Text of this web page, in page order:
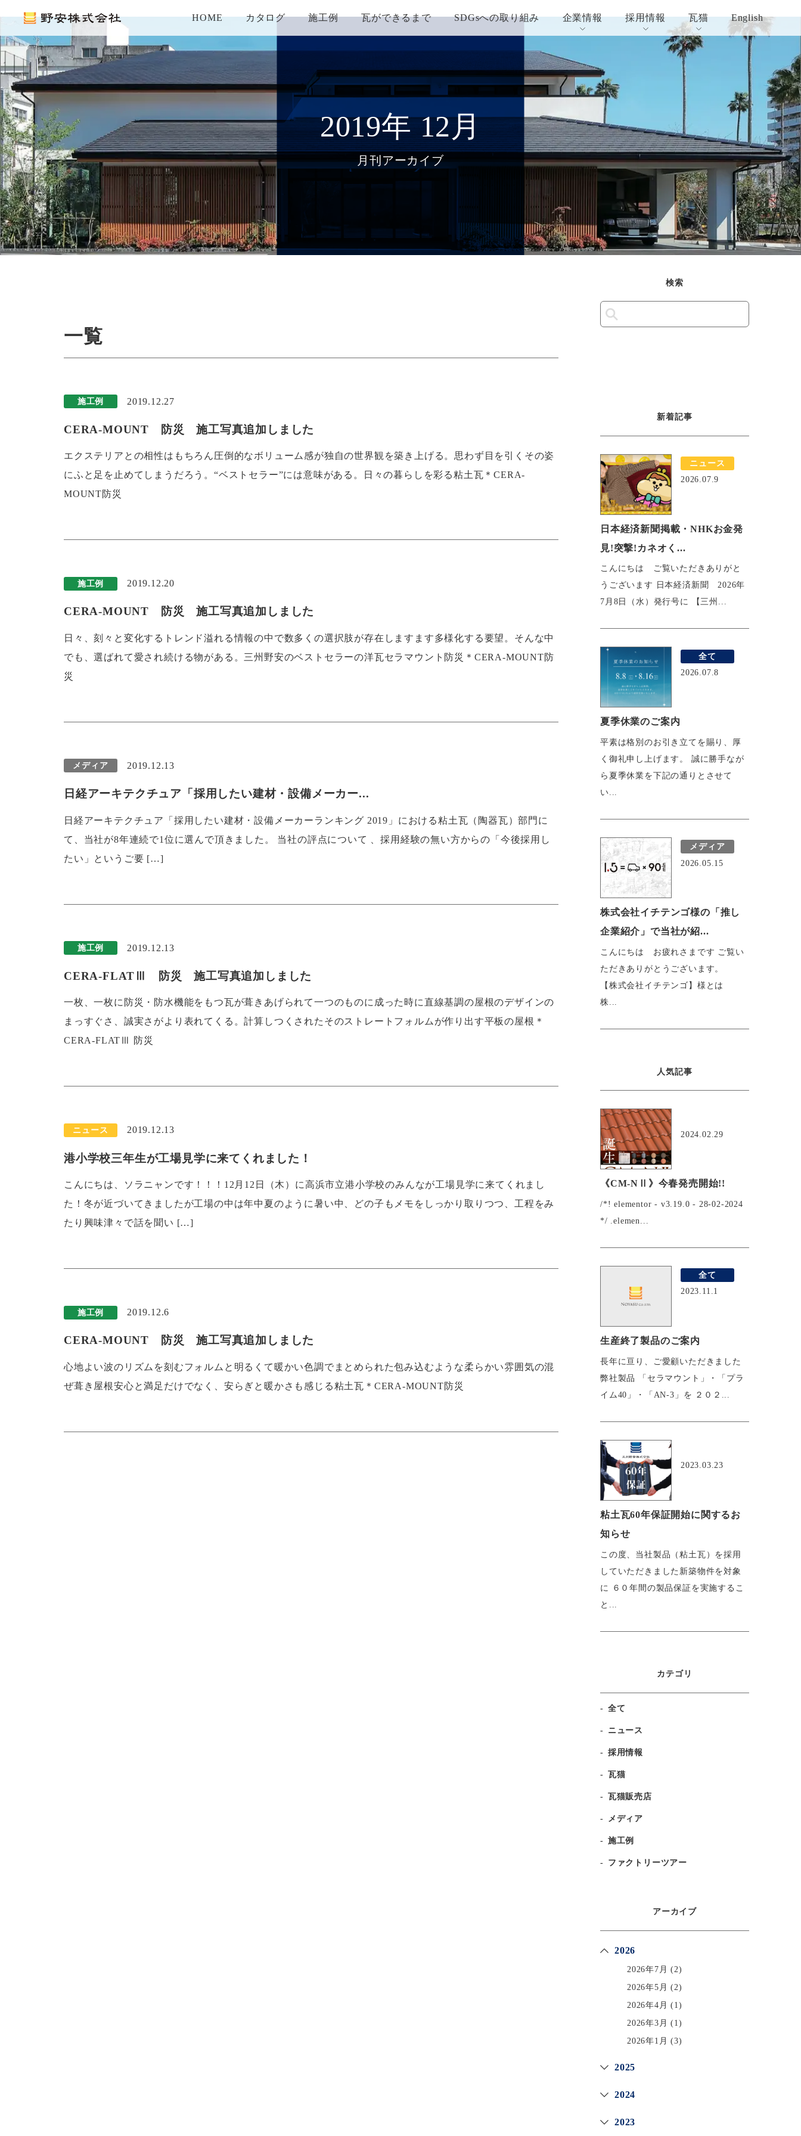
HOME カタログ 施工例 瓦ができるまで SDGsへの取り組み 企業情報 採用情報 瓦猫 English
2019年 12月
月刊アーカイブ
一覧
施工例 2019.12.27
CERA-MOUNT 防災 施工写真追加しました
エクステリアとの相性はもちろん圧倒的なボリューム感が独自の世界観を築き上げる。思わず目を引くその姿
にふと足を止めてしまうだろう。“ベストセラー”には意味がある。日々の暮らしを彩る粘土瓦＊CERA-
MOUNT防災
施工例 2019.12.20
CERA-MOUNT 防災 施工写真追加しました
日々、刻々と変化するトレンド溢れる情報の中で数多くの選択肢が存在しますます多様化する要望。そんな中
でも、選ばれて愛され続ける物がある。三州野安のベストセラーの洋瓦セラマウント防災＊CERA-MOUNT防
災
メディア 2019.12.13
日経アーキテクチュア「採用したい建材・設備メーカー...
日経アーキテクチュア「採用したい建材・設備メーカーランキング 2019」における粘土瓦（陶器瓦）部門に
て、当社が8年連続で1位に選んで頂きました。 当社の評点について 、採用経験の無い方からの「今後採用し
たい」というご要 […]
施工例 2019.12.13
CERA-FLATⅢ 防災 施工写真追加しました
一枚、一枚に防災・防水機能をもつ瓦が葺きあげられて一つのものに成った時に直線基調の屋根のデザインの
まっすぐさ、誠実さがより表れてくる。計算しつくされたそのストレートフォルムが作り出す平板の屋根＊
CERA-FLATⅢ 防災
ニュース 2019.12.13
港小学校三年生が工場見学に来てくれました！
こんにちは、ソラニャンです！！！12月12日（木）に高浜市立港小学校のみんなが工場見学に来てくれまし
た！冬が近づいてきましたが工場の中は年中夏のように暑い中、どの子もメモをしっかり取りつつ、工程をみ
たり興味津々で話を聞い […]
施工例 2019.12.6
CERA-MOUNT 防災 施工写真追加しました
心地よい波のリズムを刻むフォルムと明るくて暖かい色調でまとめられた包み込むような柔らかい雰囲気の混
ぜ葺き屋根安心と満足だけでなく、安らぎと暖かさも感じる粘土瓦＊CERA-MOUNT防災
検索
新着記事
ニュース
2026.07.9
日本経済新聞掲載・NHKお金発
見!突撃!カネオく...
こんにちは ご覧いただきありがと
うございます 日本経済新聞 2026年
7月8日（水）発行号に 【三州...
全て
2026.07.8
夏季休業のご案内
平素は格別のお引き立てを賜り、厚
く御礼申し上げます。 誠に勝手なが
ら夏季休業を下記の通りとさせて
い...
メディア
2026.05.15
株式会社イチテンゴ様の「推し
企業紹介」で当社が紹...
こんにちは お疲れさまです ご覧い
ただきありがとうございます。
【株式会社イチテンゴ】様とは
株...
人気記事
2024.02.29
《CM-NⅡ》今春発売開始!!
/*! elementor - v3.19.0 - 28-02-2024
*/ .elemen...
全て
2023.11.1
生産終了製品のご案内
長年に亘り、ご愛顧いただきました
弊社製品 「セラマウント」・「プラ
イム40」・「AN-3」を ２０２...
2023.03.23
粘土瓦60年保証開始に関するお
知らせ
この度、当社製品（粘土瓦）を採用
していただきました新築物件を対象
に ６０年間の製品保証を実施するこ
と...
カテゴリ
全て
ニュース
採用情報
瓦猫
瓦猫販売店
メディア
施工例
ファクトリーツアー
アーカイブ
2026
2026年7月 (2)
2026年5月 (2)
2026年4月 (1)
2026年3月 (1)
2026年1月 (3)
2025
2024
2023